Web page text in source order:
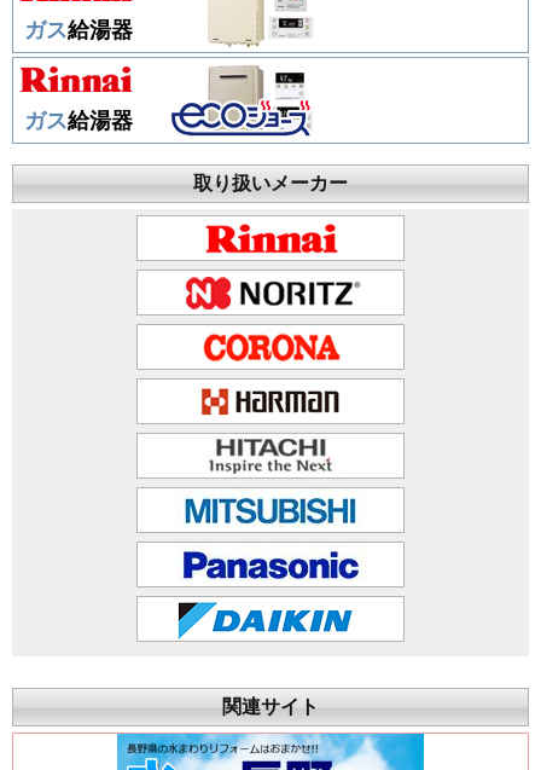
ガス給湯器
ガス給湯器
取り扱いメーカー
関連サイト